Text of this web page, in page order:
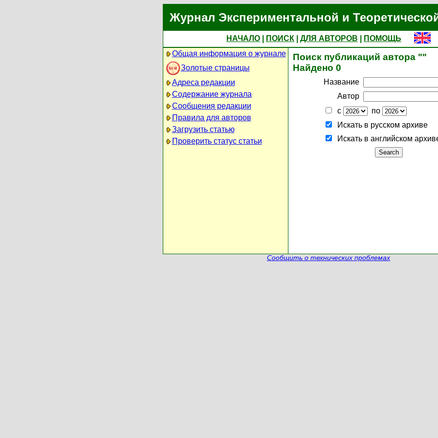
Журнал Экспериментальной и
НАЧАЛО ПОИСК ДЛЯ АВТОРОВ
ПОМОЩЬ
Общая информация о журнале
Золотые страницы
Адреса редакции
Содержание журнала
Сообщения редакции
Правила для авторов
Загрузить статью
Проверить статус статьи
Поиск публикаций автора ""
Найдено 0
Название
Автор
с
по
Искать в русском архиве
Искать в английском
Сообщить о технических проблемах